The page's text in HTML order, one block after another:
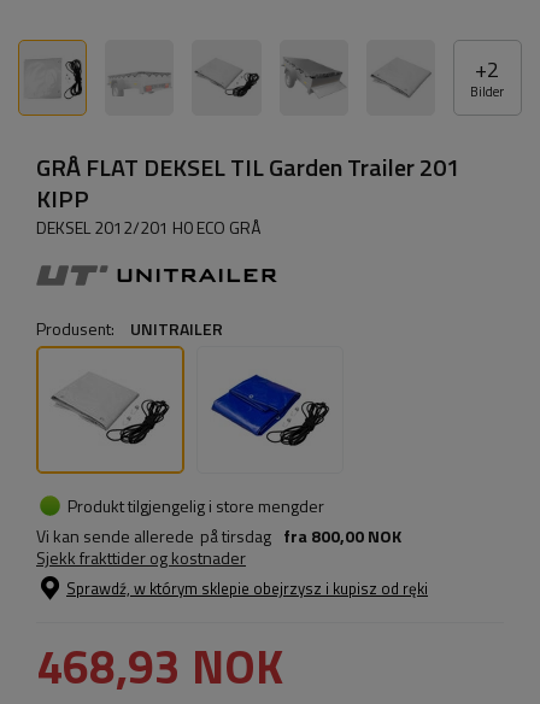
+2
Bilder
GRÅ FLAT DEKSEL TIL Garden Trailer 201
KIPP
DEKSEL 2012/201 H0 ECO GRÅ
Produsent: UNITRAILER
Produkt tilgjengelig i store mengder
Vi kan sende allerede på tirsdag fra800,00 NOK
Sjekk frakttider og kostnader
Sprawdź, w którym sklepie obejrzysz i kupisz od ręki
468,93 NOK